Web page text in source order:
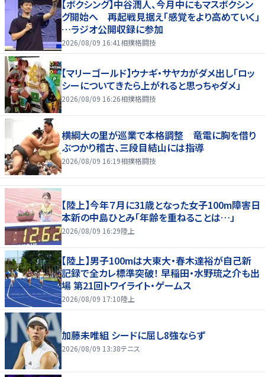
【ボクシング】中谷潤人、今月中にもマスボクシン
グ開始へ 再起戦見据え「感覚をより高めていく」
…ラジオ公開収録に参加
2026/08/09 16:41 相撲格闘技
【マリーゴールド】ウナギ・サヤカがダメ出し「ロッ
シーについてきたら上がれると思っちゃダメ」
2026/08/09 16:26相撲格闘技
横綱大の里が巡業で本格調整 竜電に胸を借り
ぶつかり稽古、三段目結山には指導
2026/08/09 16:19相撲格闘技
【陸上】今年７月に31歳となった女子100m障害日
本新の中島ひとみ「年齢を重ねることは…」
2026/08/09 16:29陸上
【陸上】男子100mは大東大・春木達裕が自己新
記録で全カレ標準突破！ 早稲田・水野琉之介も出
場 第21回トワイライト・ゲームス
2026/08/09 17:10陸上
加藤未唯組 シードに屈し8強ならず
2026/08/09 13:38テニス